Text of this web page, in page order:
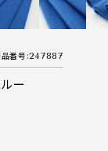
番号 247887
ー